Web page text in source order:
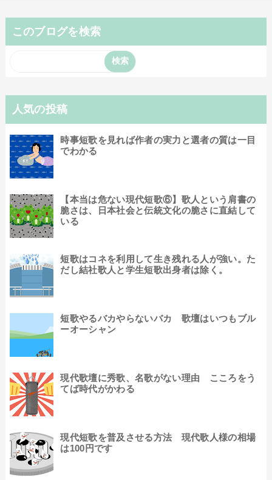
このブログを検索
人気の投稿
時事短歌を見れば作者の実力と選者の質は一目
でわかる
【本当は危ない現代短歌⑥】歌人という肩書の
脆さは、日本社会と伝統文化の脆さに直結して
いる
短歌はコネを利用して生き残れる人が強い。た
だし結社歌人と学生短歌出身者は除く。
短歌やるバカやらないバカ 歌壇はいつもブル
ーオーシャン
現代歌壇に秀歌、名歌がない理由 こころをう
てば時代がかわる
現代短歌を普及させる方法 現代歌人様の相場
は100円です